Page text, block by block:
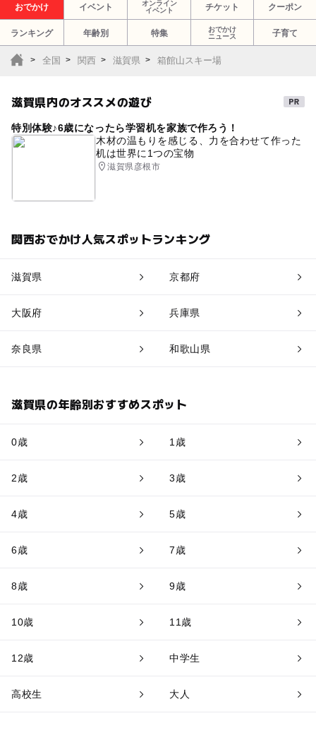
おでかけ イベント
オンライン
イベント
チケット クーポン
ランキング 年齢別 特集
おでかけ
ニュース
子育て
全国 関西 滋賀県 箱館山スキー場
滋賀県内のオススメの遊び
特別体験♪6歳になったら学習机を家族で作ろう！
木材の温もりを感じる、力を合わせて作った
机は世界に1つの宝物
滋賀県彦根市
関西おでかけ人気スポットランキング
滋賀県 京都府
大阪府 兵庫県
奈良県 和歌山県
滋賀県の年齢別おすすめスポット
0歳 1歳
2歳 3歳
4歳 5歳
6歳 7歳
8歳 9歳
10歳 11歳
12歳 中学生
高校生 大人